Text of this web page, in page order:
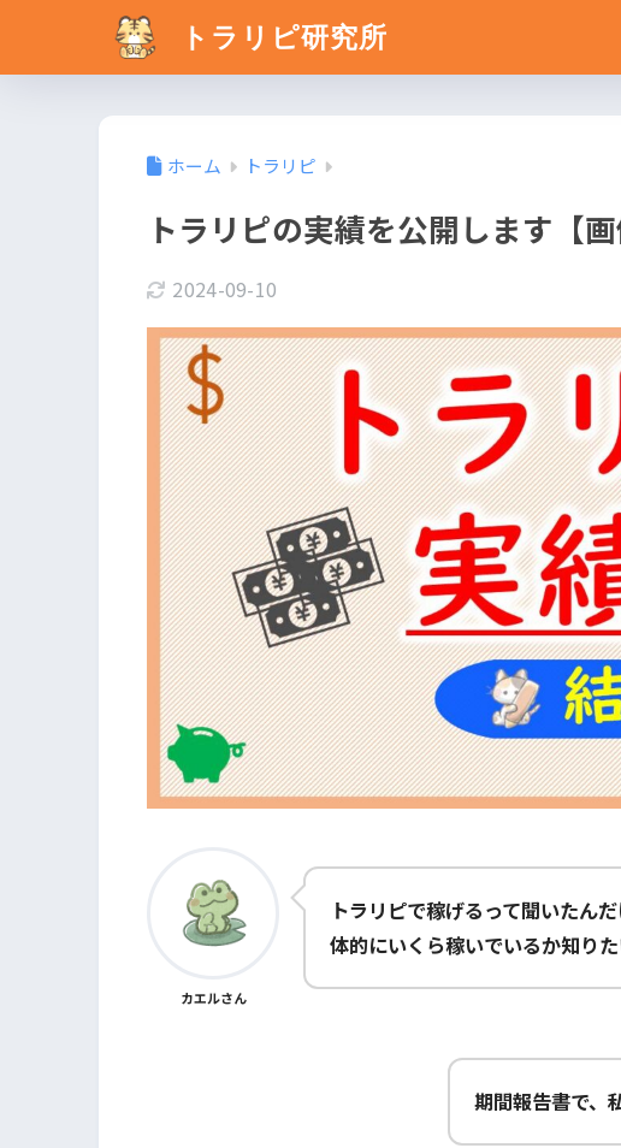
トラリピ研究所
ホーム トラリピ
トラリピの実績を公開します【
2024-09-10
カエルさん
トラリピで稼げるって聞いたんだ
体的にいくら稼いでいるか知りた
期間報告書で、